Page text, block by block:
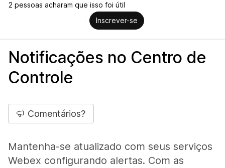
2 pessoas acharam que isso foi útil
Inscrever-se
Notificações no Centro de
Controle
Comentários?
Mantenha-se atualizado com seus serviços
Webex configurando alertas. Com as